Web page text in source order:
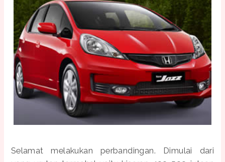
Selamat melakukan perbandingan. Dimulai dari